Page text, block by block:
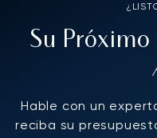
Su Próximo
Hable con un
reciba su